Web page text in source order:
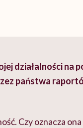
działalności na
państwa
Czy oznacza ona